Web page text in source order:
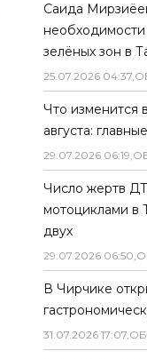
Саида
необходимости
зелёных зон в
25.07.2026 04:37,
Что изменится
августа:
29.07.2026 06:19,
Число жертв
мотоциклами в
двух
29.07.2026 06:50,
В Чирчике
31.07.2026 17:07,